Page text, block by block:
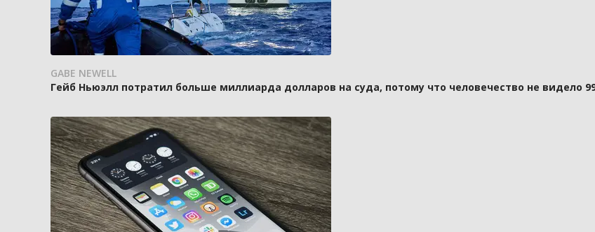
GABE NEWELL
Гейб Ньюэлл потратил больше миллиарда долларов на суда, потому что человечество не видело